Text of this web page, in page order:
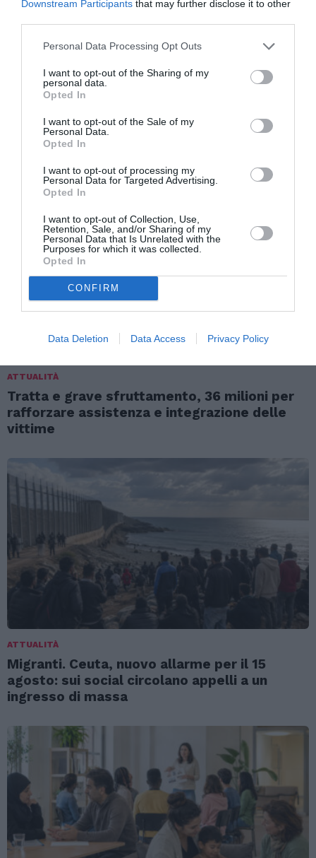
Downstream Participants that may further disclose it to other
Personal Data Processing Opt Outs
I want to opt-out of the Sharing of my
personal data.
Opted In
I want to opt-out of the Sale of my
Personal Data.
Opted In
I want to opt-out of processing my
Personal Data for Targeted Advertising.
Opted In
I want to opt-out of Collection, Use,
Retention, Sale, and/or Sharing of my
Personal Data that Is Unrelated with the
Purposes for which it was collected.
Opted In
CONFIRM
Data Deletion Data Access Privacy Policy
ATTUALITÀ
Cagliari, smantellata rete accusata di
ATTUALITÀ
Tratta e grave sfruttamento, 36 milioni per
rafforzare assistenza e integrazione delle
vittime
ATTUALITÀ
Migranti. Ceuta, nuovo allarme per il 15
agosto: sui social circolano appelli a un
ingresso di massa